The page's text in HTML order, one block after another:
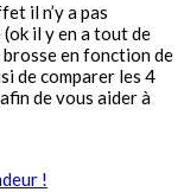
il n’y a pas
il y en a tout de
en fonction de
de comparer les 4
de vous aider à
!